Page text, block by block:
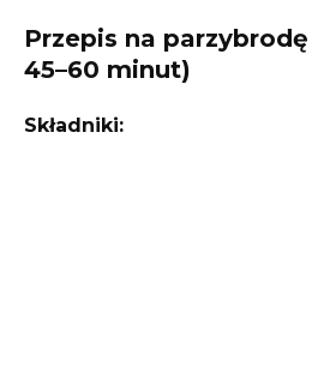
Przepis na
45–60 minut)
Składniki: